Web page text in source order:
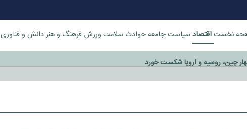
نخستاقتصاد سیاستجامعهحوادث سلامت ورزشفرهنگ و هنردانش و فناوری
چین، روسیه و اروپا شکست خورد